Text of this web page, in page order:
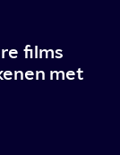
films
met